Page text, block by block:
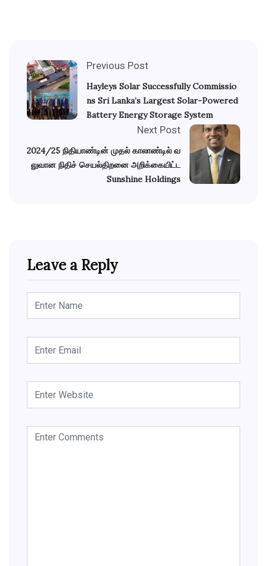
Previous Post
Hayleys Solar Successfully Commissio
ns Sri Lanka’s Largest Solar-Powered
Battery Energy Storage System
Next Post
2024/25 நிதியாண்டின் முதல் காலாண்டில் வ
லுவான நிதிச் செயல்திறனை அறிக்கையிட்ட
Sunshine Holdings
Leave a Reply